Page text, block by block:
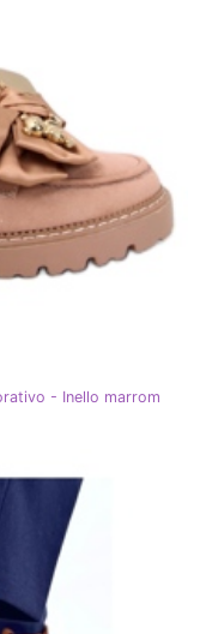
- Inello marrom